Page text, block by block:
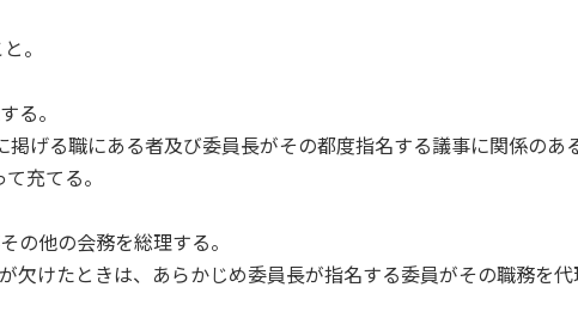
。
る。
げる職にある者及び委員長がその都度指名する議事に関係のあ
充てる。
他の会務を総理する。
けたときは、あらかじめ委員長が指名する委員がその職務を代